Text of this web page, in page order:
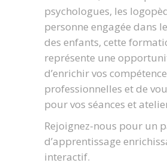
psychologues, les
personne engagée dans
des enfants, cette
représente une
d’enrichir vos
professionnelles et de
pour vos séances et
Rejoignez-nous pour un
d’apprentissage
interactif.